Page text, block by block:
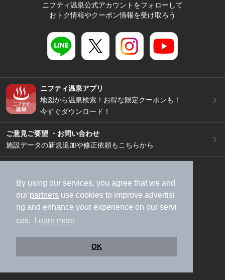
By using our services, you agree that we and
our partners use cookies to improve advertisi
ng and enhance your experience on our servi
ces.
Learn more
OK
ニフティ温泉公式アカウントをフォローして
おトク情報やクーポン情報を受け取ろう
ニフティ温泉アプリ
地図から温泉検索！お得な限定クーポンも！
今すぐダウンロード！
ご意見ご要望 ・お問い合わせ
施設データの新規追加や修正依頼もこちらから
加盟店募集（資料請求）
広告出稿のご案内
利用規約
ライフスタイルMEMBERS+規約
特定商取引法に基づく表記
ヘルプ
採用情報
運営会社